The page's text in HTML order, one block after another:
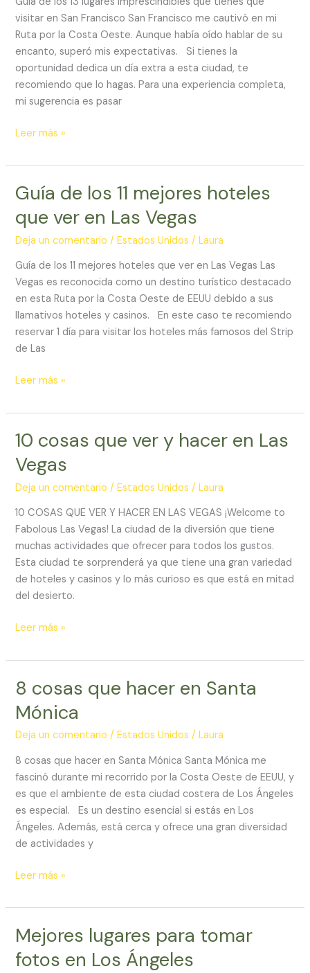
visitar en San Francisco San Francisco me cautivó en mi
Ruta por la Costa Oeste. Aunque había oído hablar de su
encanto, superó mis expectativas. Si tienes la
oportunidad dedica un día extra a esta ciudad, te
recomiendo que lo hagas. Para una experiencia completa,
mi sugerencia es pasar
que
ver
en
San
Francisco
Leer más »
Guía de los 11 mejores hoteles
que ver en Las Vegas
Deja un comentario /Estados Unidos /Laura
Guía de los 11 mejores hoteles que ver en Las Vegas Las
Vegas es reconocida como un destino turístico destacado
en esta Ruta por la Costa Oeste de EEUU debido a sus
llamativos hoteles y casinos. En este caso te recomiendo
reservar 1 día para visitar los hoteles más famosos del Strip
de Las
Guía
los
11
hoteles
que
ver
en
Las
Vegas
Leer más »
10 cosas que ver y hacer en Las
Vegas
Deja un comentario /Estados Unidos /Laura
10 COSAS QUE VER Y HACER EN LAS VEGAS ¡Welcome to
Fabolous Las Vegas! La ciudad de la diversión que tiene
muchas actividades que ofrecer para todos los gustos.
Esta ciudad te sorprenderá ya que tiene una gran variedad
de hoteles y casinos y lo más curioso es que está en mitad
del desierto.
10
que
ver
hacer
en
Las
Vegas
Leer más »
8 cosas que hacer en Santa
Mónica
Deja un comentario /Estados Unidos /Laura
8 cosas que hacer en Santa Mónica Santa Mónica me
fascinó durante mi recorrido por la Costa Oeste de EEUU, y
es que el ambiente de esta ciudad costera de Los Ángeles
es especial. Es un destino esencial si estás en Los
Ángeles. Además, está cerca y ofrece una gran diversidad
de actividades y
8
que
hacer
Santa
Mónica
Leer más »
Mejores lugares para tomar
fotos en Los Ángeles
Mejores
lugares
para